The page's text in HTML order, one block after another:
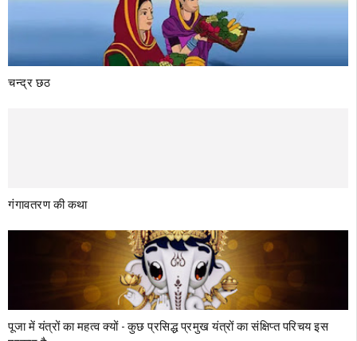
चन्द्र छठ
गंगावतरण की कथा
पूजा में यंत्रों का महत्व क्‍यों - कुछ प्रसिद्ध प्रमुख यंत्रों का संक्षिप्त परिचय इस